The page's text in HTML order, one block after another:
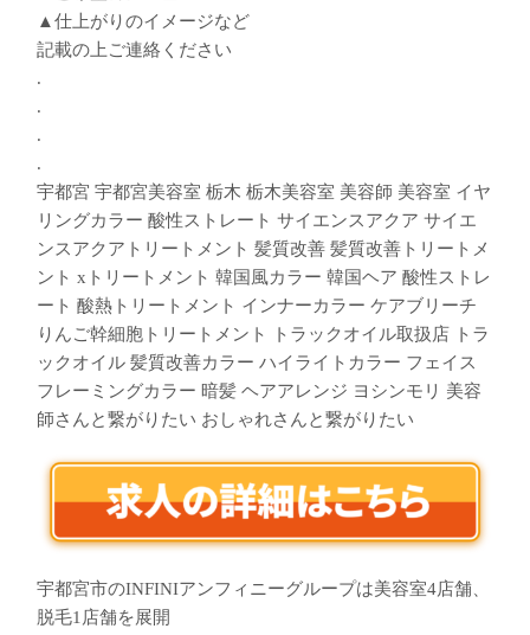
▲仕上がりのイメージなど
記載の上ご連絡ください
.
.
.
.
宇都宮 宇都宮美容室 栃木 栃木美容室 美容師 美容室 イヤ
リングカラー 酸性ストレート サイエンスアクア サイエ
ンスアクアトリートメント 髪質改善 髪質改善トリートメ
ント xトリートメント 韓国風カラー 韓国ヘア 酸性ストレ
ート 酸熱トリートメント インナーカラー ケアブリーチ
りんご幹細胞トリートメント トラックオイル取扱店 トラ
ックオイル 髪質改善カラー ハイライトカラー フェイス
フレーミングカラー 暗髪 ヘアアレンジ ヨシンモリ 美容
師さんと繋がりたい おしゃれさんと繋がりたい
宇都宮市のINFINIアンフィニーグループは美容室4店舗、
脱毛1店舗を展開